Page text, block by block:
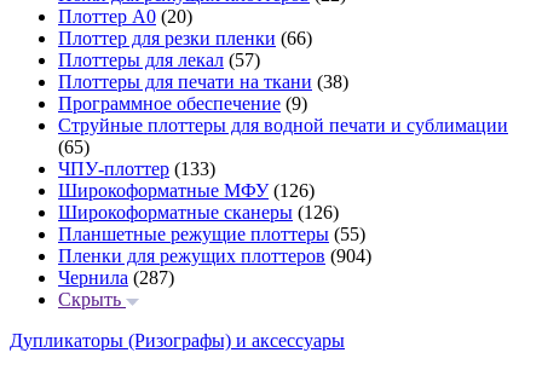
Плоттер А0 (20)
Плоттер для резки пленки (66)
Плоттеры для лекал (57)
Плоттеры для печати на ткани (38)
Программное обеспечение (9)
Струйные плоттеры для водной печати и сублимации
(65)
ЧПУ-плоттер (133)
Широкоформатные МФУ(126)
Широкоформатные сканеры (126)
Планшетные режущие плоттеры (55)
Пленки для режущих плоттеров (904)
Чернила (287)
Скрыть
Дупликаторы (Ризографы) и аксессуары